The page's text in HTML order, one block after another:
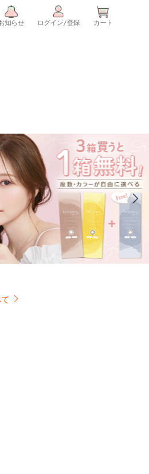
知らせ ログイン/登録 カート